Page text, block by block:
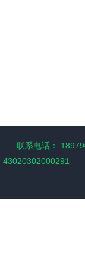
联系电话：
43020302000291